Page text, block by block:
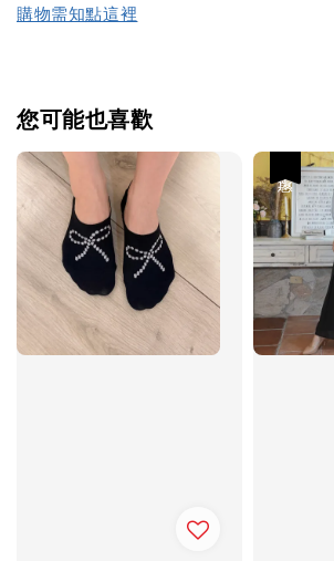
購物需知點這裡
您可能也喜歡